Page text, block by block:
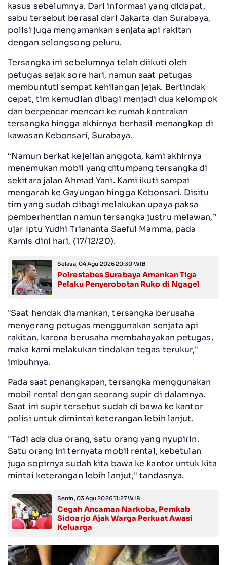
kasus sebelumnya. Dari informasi yang didapat,
sabu tersebut berasal dari Jakarta dan Surabaya,
polisi juga mengamankan senjata api rakitan
dengan selongsong peluru.
Tersangka ini sebelumnya telah diikuti oleh
petugas sejak sore hari, namun saat petugas
membuntuti sempat kehilangan jejak. Bertindak
cepat, tim kemudian dibagi menjadi dua kelompok
dan berpencar mencari ke rumah kontrakan
tersangka hingga akhirnya berhasil menangkap di
kawasan Kebonsari, Surabaya.
“Namun berkat kejelian anggota, kami akhirnya
menemukan mobil yang ditumpang tersangka di
sekitara jalan Ahmad Yani. Kami ikuti sampai
mengarah ke Gayungan hingga Kebonsari. Disitu
tim yang sudah dibagi melakukan upaya paksa
pemberhentian namun tersangka justru melawan,”
ujar Iptu Yudhi Triananta Saeful Mamma, pada
Kamis dini hari, (17/12/20).
Selasa, 04 Agu 2026 20:30 WIB
Polrestabes Surabaya Amankan Tiga
Pelaku Penyerobotan Ruko di Ngagel
"Saat hendak diamankan, tersangka berusaha
menyerang petugas menggunakan senjata api
rakitan, karena berusaha membahayakan petugas,
maka kami melakukan tindakan tegas terukur,"
imbuhnya.
Pada saat penangkapan, tersangka menggunakan
mobil rental dengan seorang supir di dalamnya.
Saat ini supir tersebut sudah di bawa ke kantor
polisi untuk dimintai keterangan lebih lanjut.
"Tadi ada dua orang, satu orang yang nyupirin.
Satu orang ini ternyata mobil rental, kebetulan
juga sopirnya sudah kita bawa ke kantor untuk kita
mintai keterangan lebih lanjut," tandasnya.
Senin, 03 Agu 2026 11:27 WIB
Cegah Ancaman Narkoba, Pemkab
Sidoarjo Ajak Warga Perkuat Awasi
Keluarga